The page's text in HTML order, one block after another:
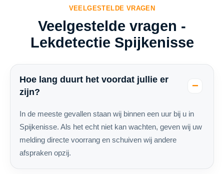
VEELGESTELDE VRAGEN
Veelgestelde vragen -
Lekdetectie Spijkenisse
Hoe lang duurt het voordat jullie er
zijn?
In de meeste gevallen staan wij binnen een uur bij u in
Spijkenisse. Als het echt niet kan wachten, geven wij uw
melding directe voorrang en schuiven wij andere
afspraken opzij.